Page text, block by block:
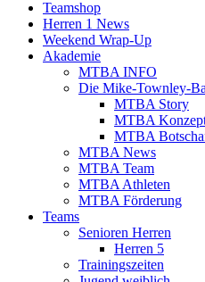
Teamshop
Herren 1 News
Weekend Wrap-Up
Akademie
MTBA INFO
Die Mike-Townley-
MTBA Story
MTBA
MTBA
MTBA News
MTBA Team
MTBA Athleten
MTBA Förderung
Teams
Senioren Herren
Herren 5
Trainingszeiten